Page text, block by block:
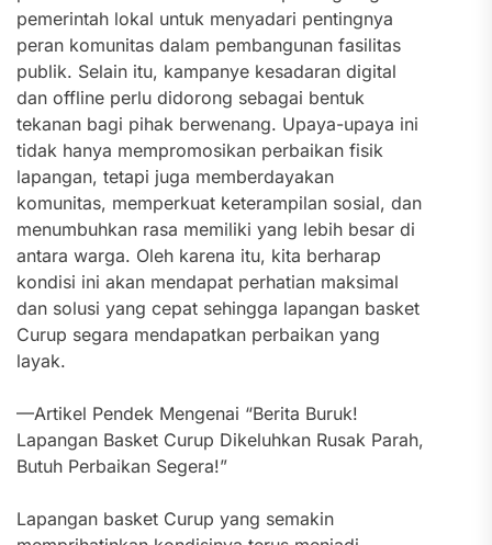
pemerintah lokal untuk menyadari pentingnya
peran komunitas dalam pembangunan fasilitas
publik. Selain itu, kampanye kesadaran digital
dan offline perlu didorong sebagai bentuk
tekanan bagi pihak berwenang. Upaya-upaya ini
tidak hanya mempromosikan perbaikan fisik
lapangan, tetapi juga memberdayakan
komunitas, memperkuat keterampilan sosial, dan
menumbuhkan rasa memiliki yang lebih besar di
antara warga. Oleh karena itu, kita berharap
kondisi ini akan mendapat perhatian maksimal
dan solusi yang cepat sehingga lapangan basket
Curup segara mendapatkan perbaikan yang
layak.
—Artikel Pendek Mengenai “Berita Buruk!
Lapangan Basket Curup Dikeluhkan Rusak Parah,
Butuh Perbaikan Segera!”
Lapangan basket Curup yang semakin